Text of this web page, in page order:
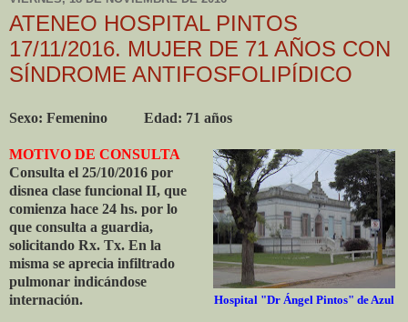
ATENEO HOSPITAL PINTOS
17/11/2016. MUJER DE 71 AÑOS CON
SÍNDROME ANTIFOSFOLIPÍDICO
Sexo: Femenino Edad: 71 años
Hospital "Dr Ángel Pintos" de Azul
MOTIVO DE CONSULTA
Consulta el 25/10/2016 por
disnea clase funcional II, que
comienza hace 24 hs. por lo
que consulta a guardia,
solicitando Rx. Tx. En la
misma se aprecia infiltrado
pulmonar indicándose
internación.